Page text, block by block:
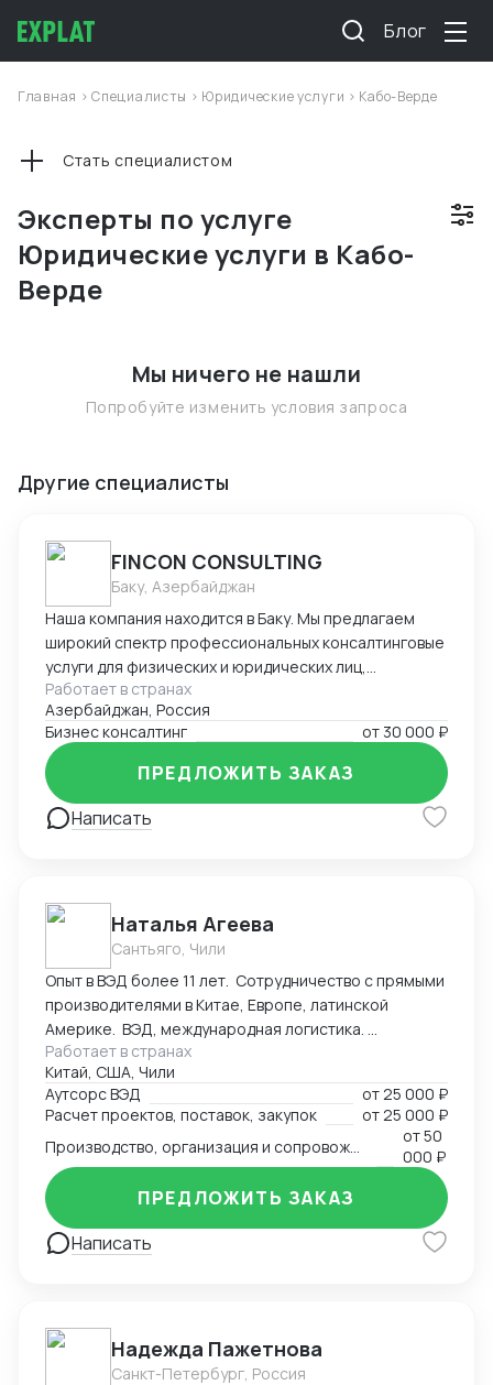
Блог
Главная >Специалисты > Юридические услуги > Кабо-Верде
Эксперты по услуге
Юридические услуги в Кабо-
Верде
Стать специалистом
Мы ничего не нашли
Попробуйте изменить условия запроса
Другие специалисты
FINCON CONSULTING
Баку, Азербайджан
Наша компания находится в Баку. Мы предлагаем
широкий спектр профессиональных консалтинговые
услуги для физических и юридических лиц,
предпринимателей и бизнесменов на территории
Азербайджана. Портфель наших заказчиков и
клиентов в основном из стран СНГ. В список
стандартных услуг входит: - регистрация компании
на территории Азербайджана, включая открытие
счетов в банках - Полное сопровождение компании -
Помощь в подготовке и подаче документов при
Бухгалтерское сопровождение (1С) - Ведение ВЭД
(договора, инвойсы, акты). - Помощь в проведении и
составлении документов при посреднических
сделках. - Получение справок, лицензий и
сертификатов - Бизнес консалтинг
Работает в странах
Азербайджан, Россия
Бизнес консалтинг
от 30 000 ₽
Написать
ПРЕДЛОЖИТЬ ЗАКАЗ
Наталья Агеева
Сантьяго, Чили
Опыт в ВЭД более 11 лет. Сотрудничество с прямыми
производителями в Китае, Европе, латинской
Америке. ВЭД, международная логистика.
Консалтинг. Закупки: оборудование, текстиль,
товары народного потребления. Собственная база
производств, логистика и платежи.
Работает в странах
Китай, США, Чили
Аутсорс ВЭД
от25 000 ₽
Расчет проектов, поставок, закупок
от25 000 ₽
от50
000 ₽
Написать
ПРЕДЛОЖИТЬ ЗАКАЗ
Надежда Пажетнова
Санкт-Петербург, Россия